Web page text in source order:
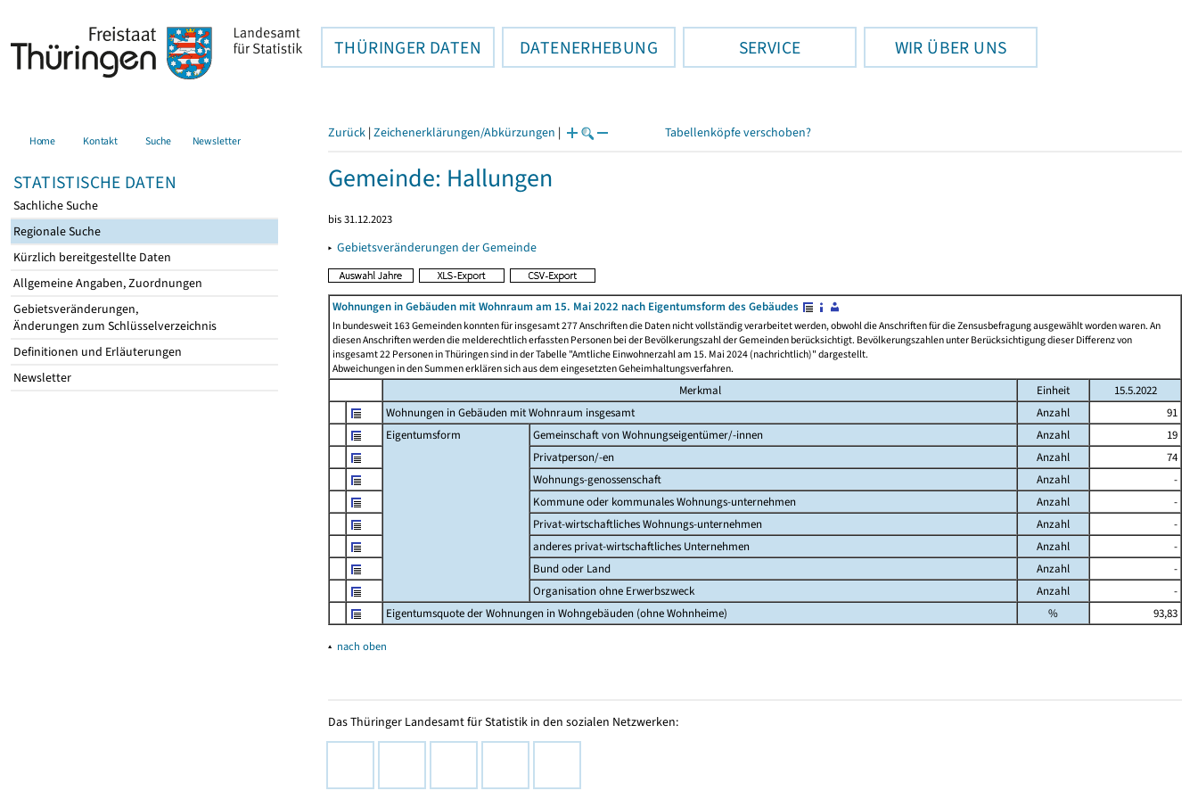
THÜRINGER DATEN DATENERHEBUNG SERVICE WIR ÜBER UNS
Home Kontakt Suche Newsletter
STATISTISCHE DATEN
Sachliche Suche
Regionale Suche
Kürzlich bereitgestellte Daten
Allgemeine Angaben, Zuordnungen
Gebietsveränderungen,
Änderungen zum Schlüsselverzeichnis
Definitionen und Erläuterungen
Newsletter
Zurück | Zeichenerklärungen/Abkürzungen | Tabellenköpfe verschoben?
Gemeinde: Hallungen
bis 31.12.2023
▸ Gebietsveränderungen der Gemeinde
Wohnungen in Gebäuden mit Wohnraum am 15. Mai 2022 nach Eigentumsform des Gebäudes
In bundesweit 163 Gemeinden konnten für insgesamt 277 Anschriften die Daten nicht vollständig verarbeitet werden, obwohl die Anschriften für die Zensusbefragung ausgewählt worden waren. An
diesen Anschriften werden die melderechtlich erfassten Personen bei der Bevölkerungszahl der Gemeinden berücksichtigt. Bevölkerungszahlen unter Berücksichtigung dieser Differenz von
insgesamt 22 Personen in Thüringen sind in der Tabelle "Amtliche Einwohnerzahl am 15. Mai 2024 (nachrichtlich)" dargestellt.
Abweichungen in den Summen erklären sich aus dem eingesetzten Geheimhaltungsverfahren.
Merkmal Einheit
15.5.2022
Wohnungen in Gebäuden mit Wohnraum insgesamt
Anzahl
91
Eigentumsform
Gemeinschaft von Wohnungseigentümer/-innen Anzahl
19
Privatperson/-en
Anzahl
74
Wohnungs-genossenschaft
Anzahl
-
Kommune oder kommunales Wohnungs-unternehmen
Anzahl
-
Privat-wirtschaftliches Wohnungs-unternehmen
Anzahl
-
anderes privat-wirtschaftliches Unternehmen
Anzahl
-
Bund oder Land
Anzahl
-
Organisation ohne Erwerbszweck
Anzahl
-
Eigentumsquote der Wohnungen in Wohngebäuden (ohne Wohnheime)
% 93,83
▴ nach oben
Das Thüringer Landesamt für Statistik in den sozialen Netzwerken: